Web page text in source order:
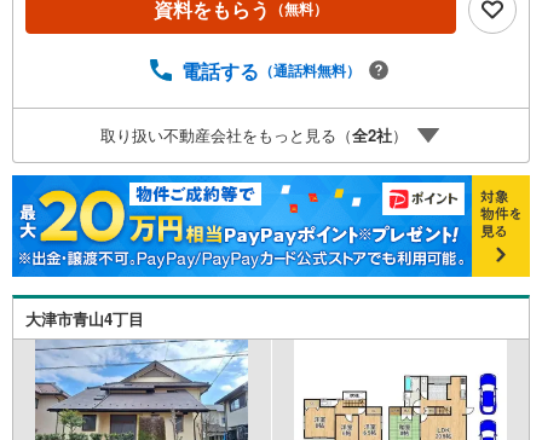
替、襖貼替、障子貼替、網戸一部貼替 立地・大津市立長等
8分 弊社が選ばれる理由 1.お金の扱い方のプロ、ファイナ
どにも対応できる売却専門チームあり！3.たくさんの銀行
と繋がりがあるため、最も低金利になるように審査が可
能！4.物件のお引渡し後に必要になったお家のリフォーム
も弊社のリフォームプランナーがご提案！お気軽にお問合
せください！
資料をもらう （無料）
電話する （通話料無料）
取り扱い不動産会社をもっと見る（全2社）
大津市青山4丁目